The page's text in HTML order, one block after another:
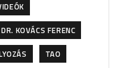
DR. KOVÁCS FERENC
TAO